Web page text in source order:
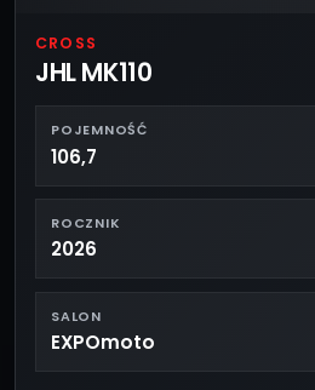
CROSS
JHL MK110
POJEMNOŚĆ
106,7
ROCZNIK
2026
SALON
EXPOmoto